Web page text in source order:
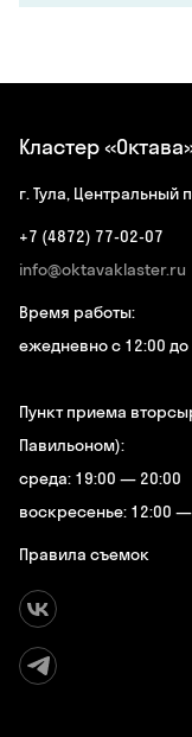
Кластер
г. Тула, Центральный
+7 (4872) 77-02-07
info@oktavaklaster.ru
Время работы:
ежедневно с 12:00 до
Пункт приема
Павильоном):
среда: 19:00 — 20:00
воскресенье: 12:00
Правила съемок